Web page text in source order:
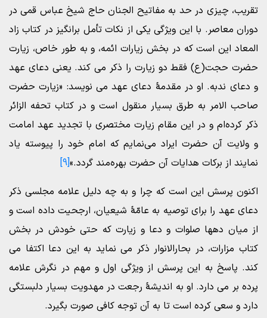
تقریب، چیزی در حد به مفاتیح الجنان حاج شیخ عباس قمی در
دوران معاصر. با این ویژگی یکی از نکات تأمل برانگیز در کتاب زاد
المعاد این است که در بخش زیارات ائمه، و به طور خاص، زیارت
حضرت حجت(ع) فقط دو زیارت را ذکر می کند. یعنی دعای عهد
و دعای ندبه. او در مقدمۀ دعای عهد می نویسد: «زیارت حضرت
صاحب الامر به طرق بسیار منقول است و در کتاب تحفه الزائر
ذکر کرده‌ام و در این مقام زیارت مختصری با تجدید عهد امامت
و ولایت آن حضرت ایراد می‌نمایم که امام خود را پیوسته یاد
نمایند از برکات هدایات آن حضرت بهره‌مند گردد.»[9]
اکنون پرسش این است که چرا و به چه دلیل علامه مجلسی ذکر
دعای عهد را برای توصیه به عامّۀ شیعیان، ارجحیت داده است و
از میان دهها صلوات و دعا و زیارت که حتی خودش در بخش
کتاب مزارات، در بحارالانوار ذکر می نماید به این دعا اکتفا می
کند. پاسخ به این پرسش از ویژگی اول و مهم در نگرش علامه
پرده بر می دارد. او به اندیشۀ رجعت در مهدویت بسیار دلبستگی
دارد و سعی کرده است تا به آن توجه کافی صورت بگیرد.